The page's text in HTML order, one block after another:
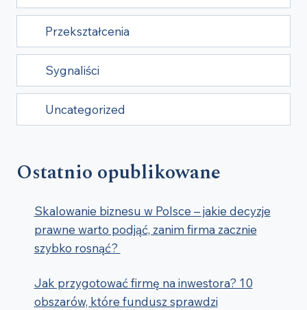
Przekształcenia
Sygnaliści
Uncategorized
Ostatnio opublikowane
Skalowanie biznesu w Polsce – jakie decyzje
prawne warto podjąć, zanim firma zacznie
szybko rosnąć?
Jak przygotować firmę na inwestora? 10
obszarów, które fundusz sprawdzi